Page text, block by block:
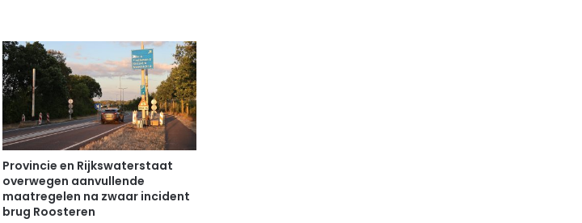
Provincie en Rijkswaterstaat
overwegen aanvullende
maatregelen na zwaar incident
brug Roosteren